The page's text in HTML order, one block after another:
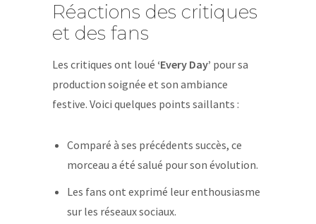
Réactions des critiques
et des fans
Les critiques ont loué ‘Every Day’ pour sa
production soignée et son ambiance
festive. Voici quelques points saillants :
Comparé à ses précédents succès, ce
morceau a été salué pour son évolution.
Les fans ont exprimé leur enthousiasme
sur les réseaux sociaux.